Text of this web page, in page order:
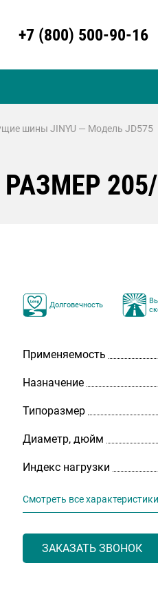
+7 (800) 500-90-16
шины JINYU — Модель JD575
205/
Долговечность
Смотреть все характеристики
Применяемость
Назначение
Типоразмер
Диаметр, дюйм
Индекс нагрузки
ЗАКАЗАТЬ ЗВОНОК